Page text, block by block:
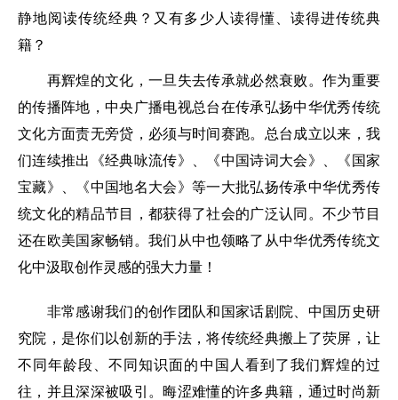
静地阅读传统经典？又有多少人读得懂、读得进传统典
籍？
再辉煌的文化，一旦失去传承就必然衰败。作为重要
的传播阵地，中央广播电视总台在传承弘扬中华优秀传统
文化方面责无旁贷，必须与时间赛跑。总台成立以来，我
们连续推出《经典咏流传》、《中国诗词大会》、《国家
宝藏》、《中国地名大会》等一大批弘扬传承中华优秀传
统文化的精品节目，都获得了社会的广泛认同。不少节目
还在欧美国家畅销。我们从中也领略了从中华优秀传统文
化中汲取创作灵感的强大力量！
非常感谢我们的创作团队和国家话剧院、中国历史研
究院，是你们以创新的手法，将传统经典搬上了荧屏，让
不同年龄段、不同知识面的中国人看到了我们辉煌的过
往，并且深深被吸引。晦涩难懂的许多典籍，通过时尚新